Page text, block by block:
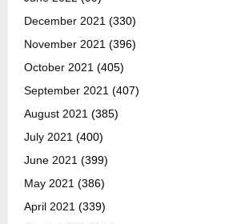
December 2021 (330)
November 2021 (396)
October 2021 (405)
September 2021 (407)
August 2021 (385)
July 2021 (400)
June 2021 (399)
May 2021 (386)
April 2021 (339)